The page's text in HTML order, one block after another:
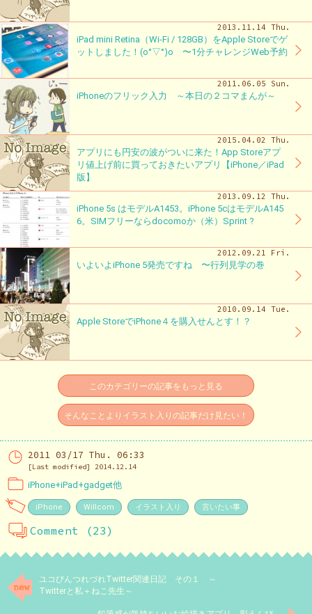
2013.11.14 Thu.
iPad mini Retina（Wi-Fi / 128GB）をApple Storeでゲ
ットしました！(o°▽°)o 〜1分チャレンジWeb予約
2011.06.05 Sun.
iPhoneのフリック入力 ～本日の２コマまんが～
2015.04.02 Thu.
アプリにも円安の波がついに来た！App Storeアプ
リ値上げ前に買っておきたいアプリ【iPhone／iPad
版】
2013.09.12 Thu.
iPhone 5s はモデルA1453。iPhone 5cはモデルA145
6。SIMフリーならdocomoか（米）Sprint ?
2012.09.21 Fri.
いよいよiPhone 5発売ですね 〜行列見学の巻
2010.09.14 Tue.
Apple StoreでiPhone４を購入せんとす！？
このカテゴリーの記事をもっと見る
そんなことよりイラスト入りの記事だけ見たい！
2011 03/17 Thu. 06:33
[Last modified] 2014.12.14
iPhone+iPad+gadget他
iPhone Willcom イラスト入り 言いたい事
Comment (23)
ユコびんつれづれTwitter関連日記 その１ ～
Twitterと私＋ねこ先生～